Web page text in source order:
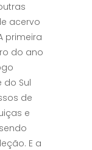
acervo
primeira
do ano
do Sul
de
e
E a